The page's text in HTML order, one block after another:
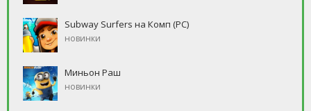
Subway Surfers на Комп (PC)
новинки
Миньон Раш
новинки